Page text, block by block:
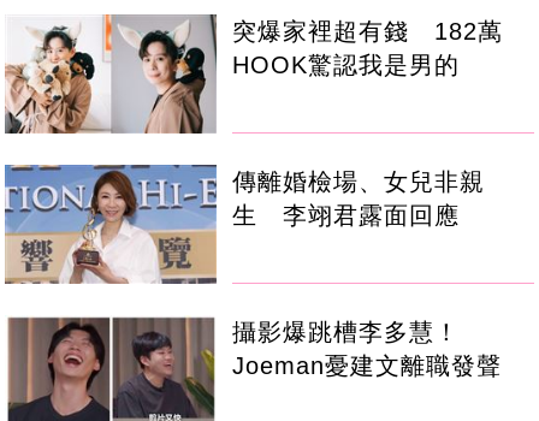
突爆家裡超有錢 182萬
HOOK驚認我是男的
傳離婚檢場、女兒非親
生 李翊君露面回應
攝影爆跳槽李多慧！
Joeman憂建文離職發聲